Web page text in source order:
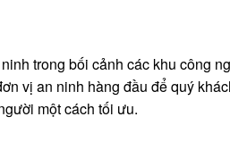
trong bối cảnh các khu công
vị an ninh hàng đầu để quý
một cách tối ưu.